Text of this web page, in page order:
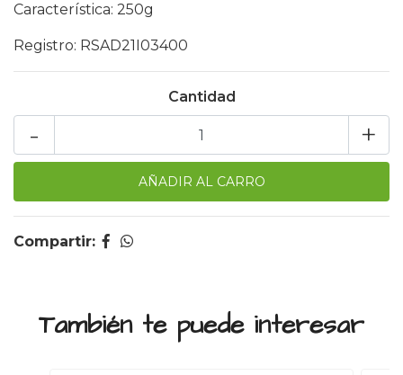
Característica: 250g
Registro: RSAD21I03400
Cantidad
+
-
Compartir:
También te puede interesar